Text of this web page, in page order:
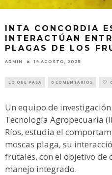
INTA CONCORDIA
INTERACTÚAN
PLAGAS DE LOS
ADMIN 14 AGOSTO, 2025
LO QUE PASA 0 COMENTARIOS 0
Un equipo de
Tecnología Agropecuaria
Ríos, estudia el
moscas plaga, su
frutales, con el objetivo de
manejo integrado.